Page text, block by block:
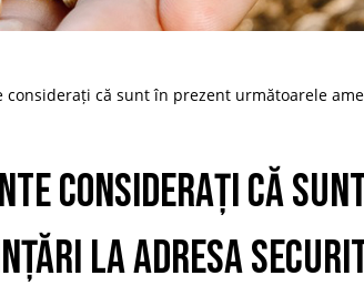
considerați că sunt în prezent următoarele
considerați că
la adresa